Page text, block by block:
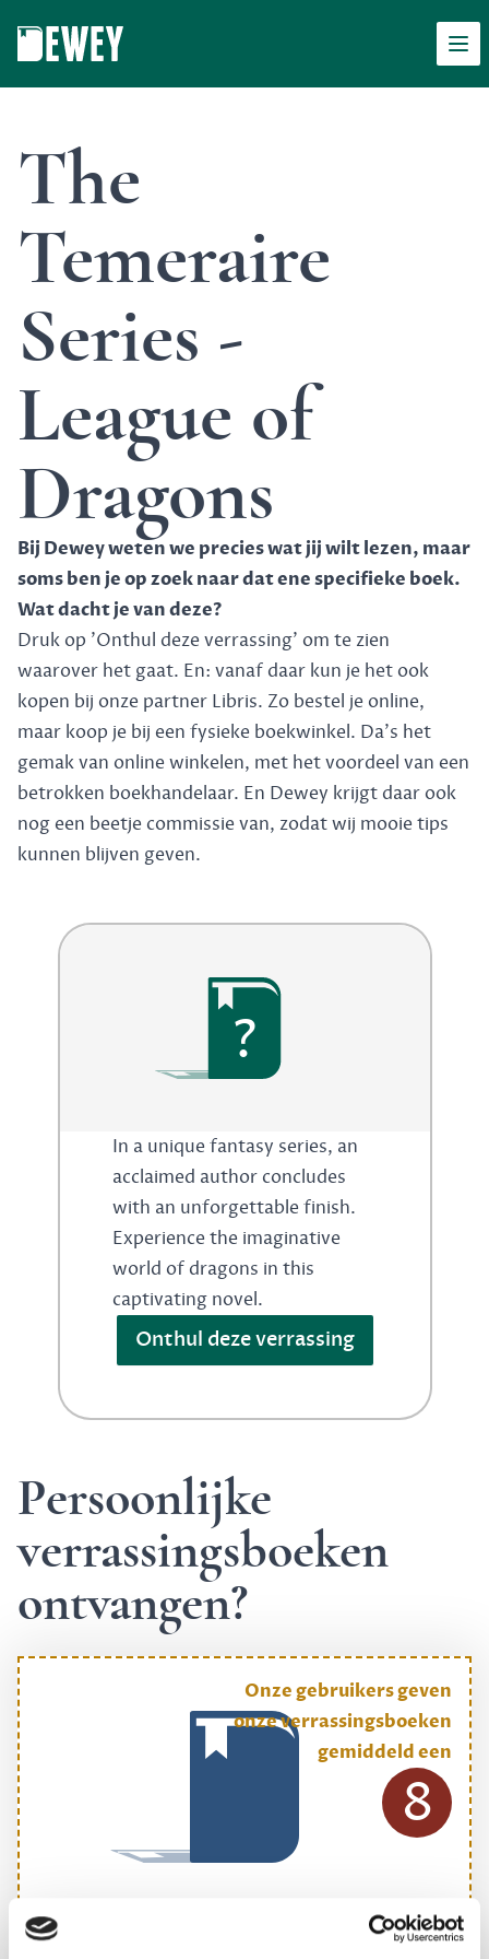
The
Temeraire
Series -
League of
Dragons
Bij Dewey weten we precies wat jij wilt lezen, maar
soms ben je op zoek naar dat ene specifieke boek.
Wat dacht je van deze?
Druk op 'Onthul deze verrassing' om te zien
waarover het gaat. En: vanaf daar kun je het ook
kopen bij onze partner Libris. Zo bestel je online,
maar koop je bij een fysieke boekwinkel. Da's het
gemak van online winkelen, met het voordeel van een
betrokken boekhandelaar. En Dewey krijgt daar ook
nog een beetje commissie van, zodat wij mooie tips
kunnen blijven geven.
?
In a unique fantasy series, an
acclaimed author concludes
with an unforgettable finish.
Experience the imaginative
world of dragons in this
captivating novel.
Onthul deze verrassing
Persoonlijke
verrassingsboeken
ontvangen?
ONS MEESTGEKOZEN BOEKENPAKKET
Onze gebruikers geven
onze verrassingsboeken
gemiddeld een
8